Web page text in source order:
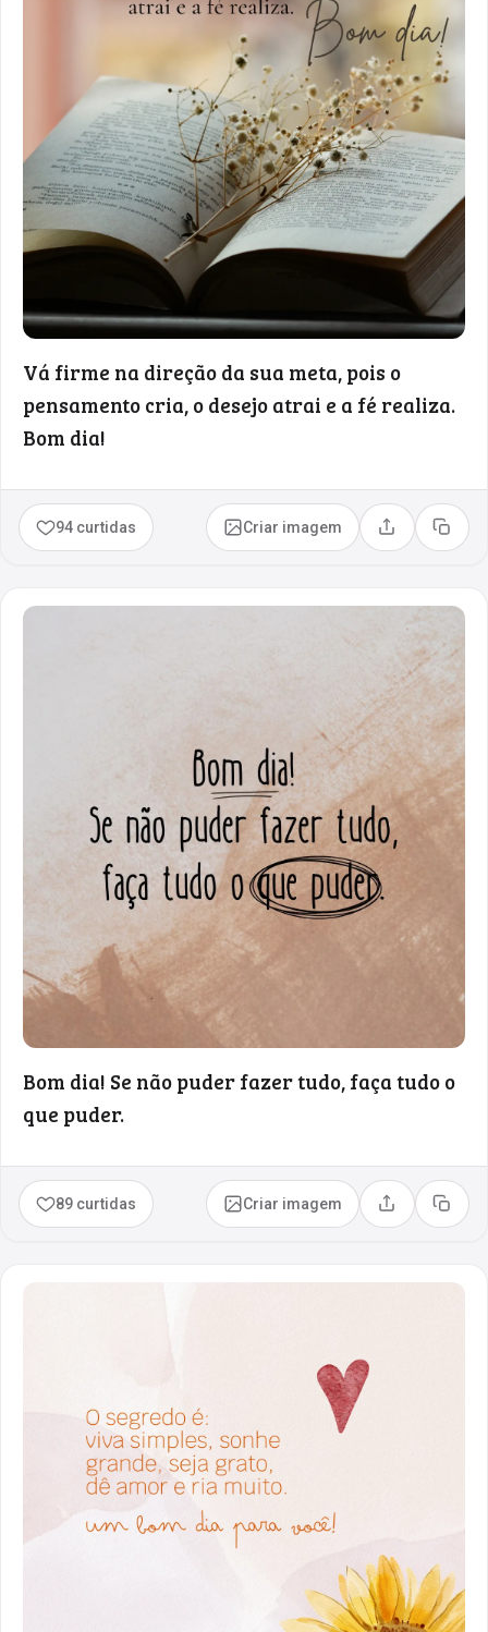
Vá firme na direção da sua meta, pois o
pensamento cria, o desejo atrai e a fé realiza.
Bom dia!
94 curtidas Criar imagem Compartilhar
Copiar
Bom dia! Se não puder fazer tudo, faça tudo o
que puder.
89 curtidas Criar imagem Compartilhar
Copiar